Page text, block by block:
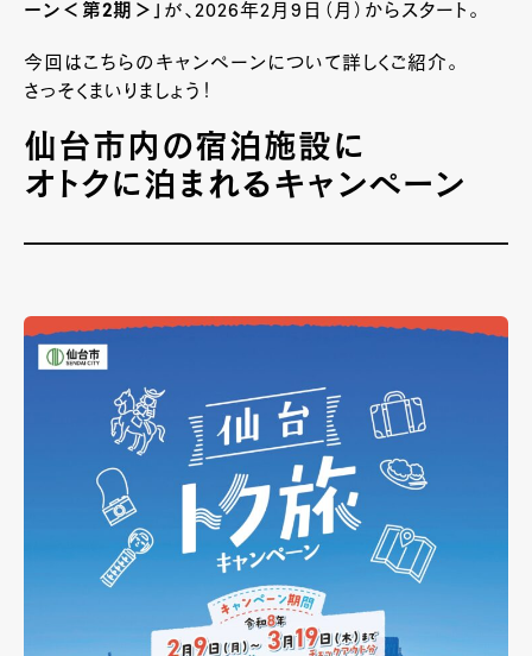
ーン＜第2期＞」 が、2026年2月9日（月）からスタート。
今回はこちらのキャンペーンについて詳しくご紹介。
さっそくまいりましょう！
仙台市内の宿泊施設に
オトクに泊まれるキャンペーン